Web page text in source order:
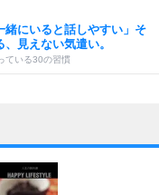
緒にいると話しやすい」そ
見えない気遣い。
ている30の習慣
見ない。
方法